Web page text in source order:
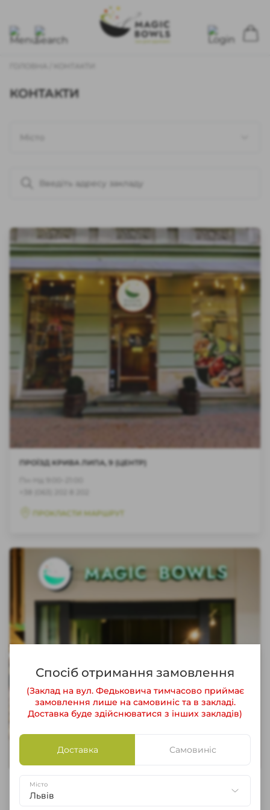
КОНТАКТИ
ПРОЇЗД КРИВА ЛИПА, 9 (ЦЕНТР)
ПРОКЛАСТИ МАРШРУТ
ВУЛ. СТРИЙСЬКА, 45 (ТОЦ FABRIK)
Пн-Нд 9:00–21:00
Спосіб отримання замовлення
(Заклад на вул. Федьковича тимчасово приймає
замовлення лише на самовиніс та в закладі.
Доставка буде здійснюватися з інших закладів)
Доставка Самовиніс
Місто
Львів